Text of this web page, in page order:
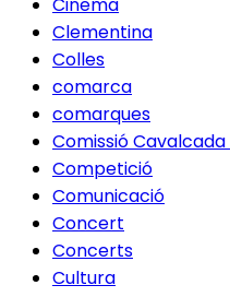
Clementina
Colles
comarca
comarques
Comissió Cavalcada
Competició
Comunicació
Concert
Concerts
Cultura